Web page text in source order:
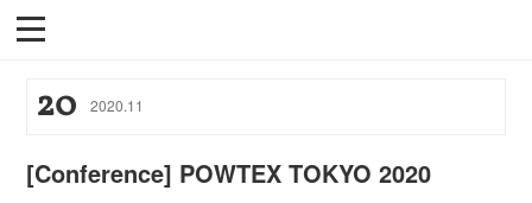
20 2020.11
[Conference] POWTEX TOKYO 2020